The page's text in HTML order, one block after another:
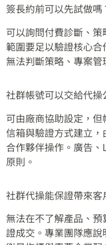
簽長約前可以先試做嗎
可以詢問付費診斷、
範圍要足以驗證核心
無法判斷策略、專案管
社群帳號可以交給代操
可由廠商協助設定，
信箱與驗證方式建立
合作夥伴操作。廣告
原則。
社群代操能保證帶來客
無法在不了解產品、
證成交。專業團隊應說